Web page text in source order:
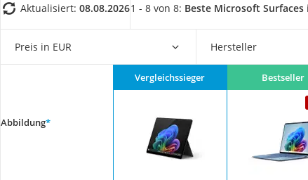
Ladekabel Typ 2
Lichtwecker
Acer Aspire
Aktualisiert: 08.08.20261 - 8 von 8: Beste Microsoft Surfaces
Preis in EUR Hersteller
Abbildung*
Vergleichssieger Bestseller